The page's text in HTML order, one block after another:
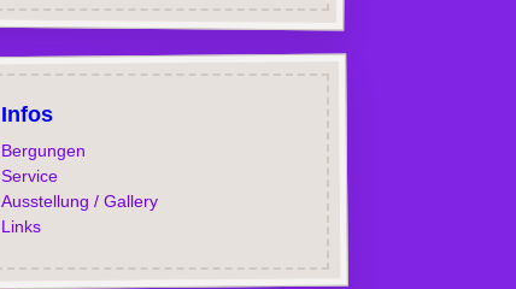
Infos
Bergungen
Service
Ausstellung / Gallery
Links